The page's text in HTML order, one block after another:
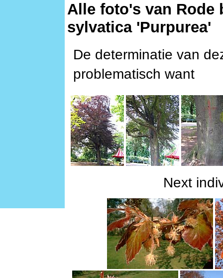
Alle foto's van Rode
sylvatica 'Purpurea'
De determinatie van
problematisch want
Next